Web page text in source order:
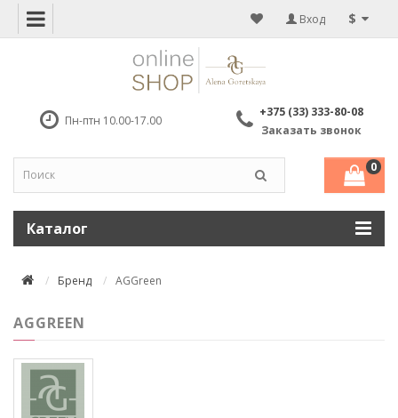
$
Вход
Пн-птн 10.00-17.00
+375 (33) 333-80-08
Заказать звонок
0
Каталог
Бренд AGGreen
AGGREEN